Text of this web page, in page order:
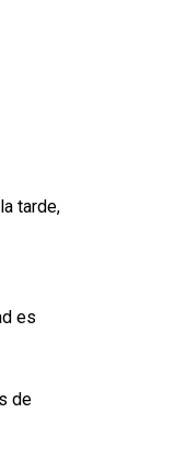
tarde,
es
de